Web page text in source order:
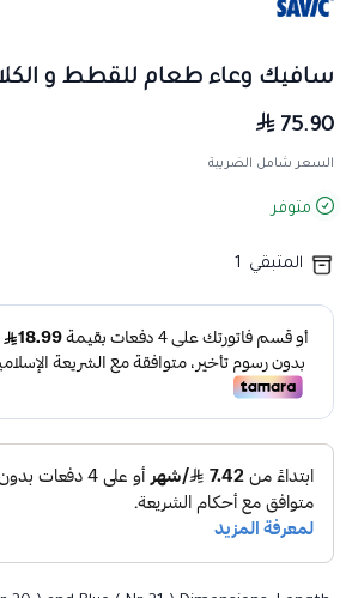
سافيك وعاء طعام للقطط و
75.90
السعر شامل الضريبة
متوفر
المتبقي 1